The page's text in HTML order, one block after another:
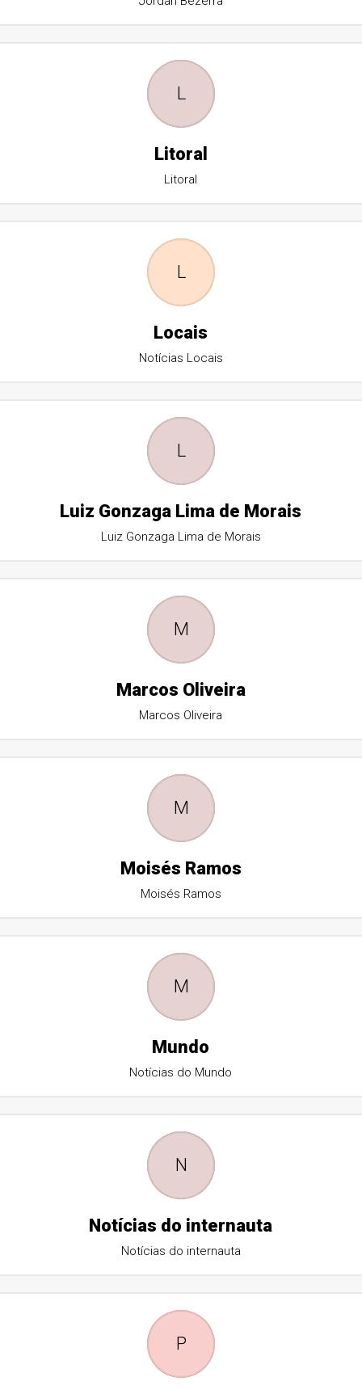
L
Litoral
Litoral
L
Locais
Notícias Locais
L
Luiz Gonzaga Lima de Morais
Luiz Gonzaga Lima de Morais
M
Marcos Oliveira
Marcos Oliveira
M
Moisés Ramos
Moisés Ramos
M
Mundo
Notícias do Mundo
N
Notícias do internauta
Notícias do internauta
P